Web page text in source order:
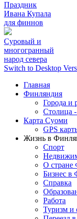
Праздник
Ивана Купала
для финнов
Суровый и
многогранный
народ севера
Switch to Desktop
Главная
Финляндия
Города и
Столица
Карта Суоми
GPS
Жизнь в
Спорт
О стране
Бизнес в
Справка
Работа
Туризм и